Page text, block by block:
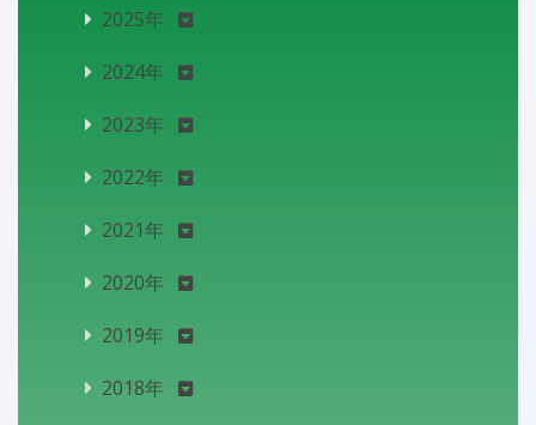
2025年
2024年
2023年
2022年
2021年
2020年
2019年
2018年